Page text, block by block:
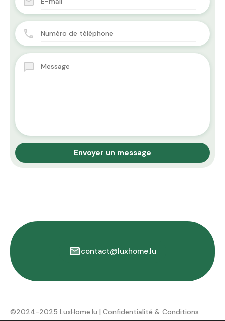
contact@luxhome.lu
©2024-2025 LuxHome.lu | Confidentialité & Conditions